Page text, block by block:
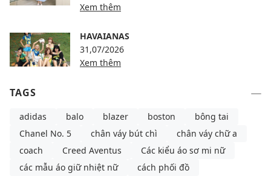
Xem thêm
HAVAIANAS
31,07/2026
Xem thêm
TAGS
adidas balo blazer boston
bông tai
Chanel No. 5
chân váy bút chì
chân váy chữ a
coach
Creed Aventus
Các kiểu áo sơ mi nữ
các mẫu áo giữ nhiệt nữ
cách phối đồ